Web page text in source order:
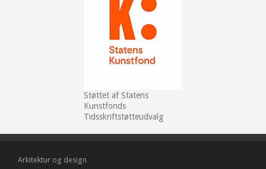
Støttet af Statens
Kunstfonds
Tidsskriftstøtteudvalg
Arkitektur og design